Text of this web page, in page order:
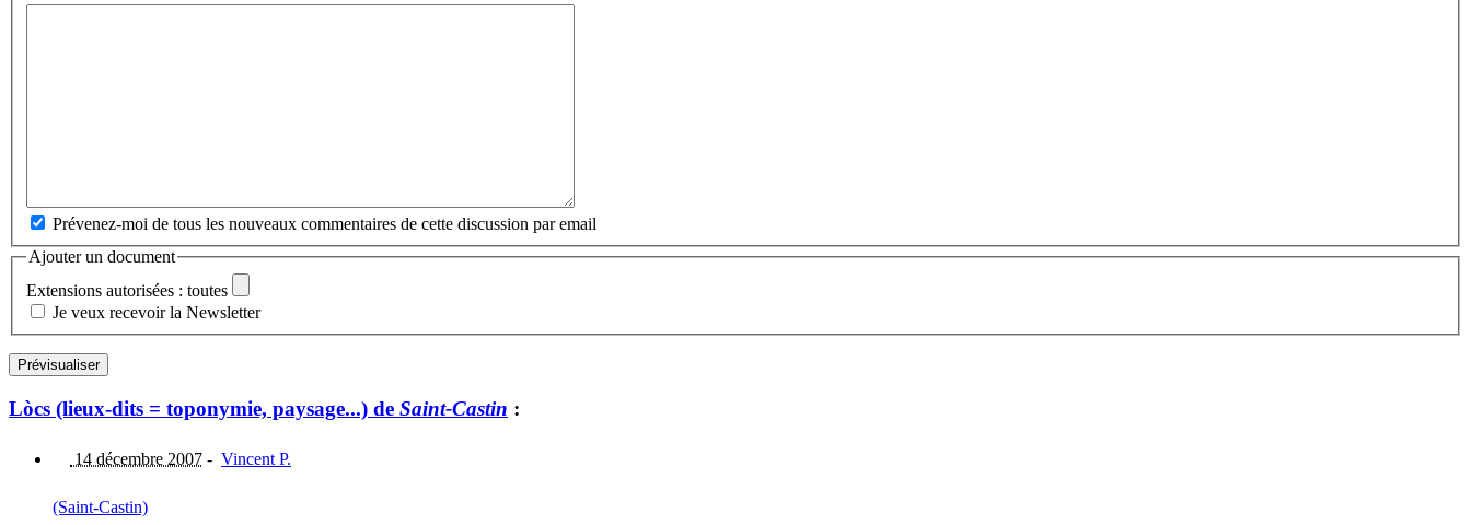
Prévenez-moi de tous les nouveaux commentaires de cette discussion par email
Ajouter un document
Extensions autorisées : toutes
Je veux recevoir la Newsletter
Lòcs (lieux-dits = toponymie, paysage...) de Saint-Castin :
14 décembre 2007 - Vincent P.
(Saint-Castin)